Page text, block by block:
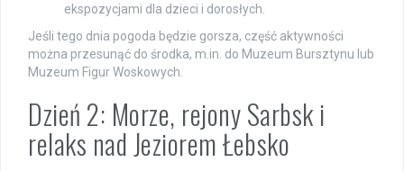
ekspozycjami dla dzieci i dorosłych.
Jeśli tego dnia pogoda będzie gorsza, część aktywności
można przesunąć do środka, m.in. do Muzeum Bursztynu lub
Muzeum Figur Woskowych.
Dzień 2: Morze, rejony Sarbsk i
relaks nad Jeziorem Łebsko